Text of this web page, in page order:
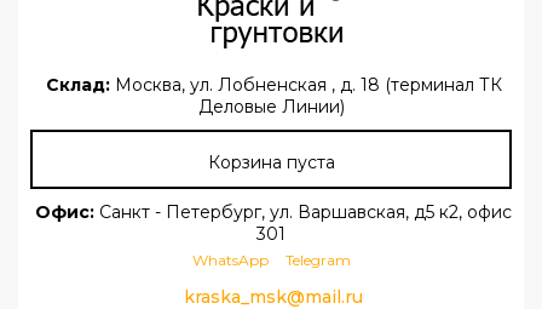
Склад:Москва, ул. Лобненская , д. 18 (терминал ТК
Деловые Линии)
Корзина пуста
Офис: Санкт - Петербург, ул. Варшавская, д5 к2, офис
301
WhatsApp Telegram
kraska_msk@mail.ru